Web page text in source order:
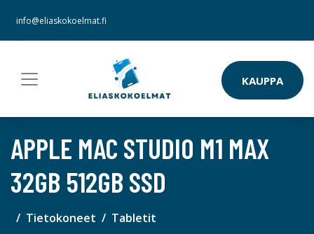
info@eliaskokoelmat.fi
KAUPPA
APPLE MAC STUDIO M1 MAX
32GB 512GB SSD
Tietokoneet Tabletit